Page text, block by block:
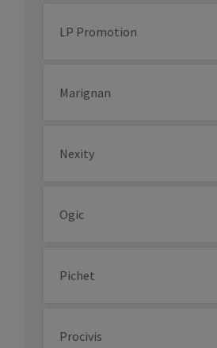
LP Promotion
Marignan
Nexity
Ogic
Pichet
Procivis